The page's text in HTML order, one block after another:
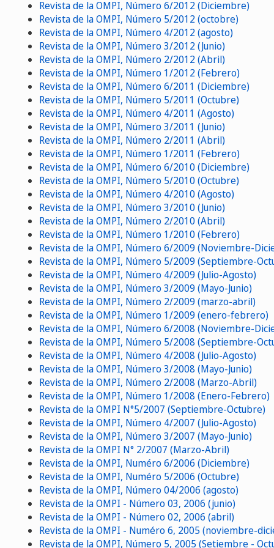
Revista de la OMPI, Número 6/2012 (Diciembre)
Revista de la OMPI, Número 5/2012 (octobre)
Revista de la OMPI, Número 4/2012 (agosto)
Revista de la OMPI, Número 3/2012 (Junio)
Revista de la OMPI, Número 2/2012 (Abril)
Revista de la OMPI, Número 1/2012 (Febrero)
Revista de la OMPI, Número 6/2011 (Diciembre)
Revista de la OMPI, Número 5/2011 (Octubre)
Revista de la OMPI, Número 4/2011 (Agosto)
Revista de la OMPI, Número 3/2011 (Junio)
Revista de la OMPI, Número 2/2011 (Abril)
Revista de la OMPI, Número 1/2011 (Febrero)
Revista de la OMPI, Número 6/2010 (Diciembre)
Revista de la OMPI, Número 5/2010 (Octubre)
Revista de la OMPI, Número 4/2010 (Agosto)
Revista de la OMPI, Número 3/2010 (Junio)
Revista de la OMPI, Número 2/2010 (Abril)
Revista de la OMPI, Número 1/2010 (Febrero)
Revista de la OMPI, Número 6/2009 (Noviembre-
Revista de la OMPI, Número 5/2009 (Septiembre-
Revista de la OMPI, Número 4/2009 (Julio-Agosto)
Revista de la OMPI, Número 3/2009 (Mayo-Junio)
Revista de la OMPI, Número 2/2009 (marzo-abril)
Revista de la OMPI, Número 1/2009 (enero-febrero)
Revista de la OMPI, Número 6/2008 (Noviembre-
Revista de la OMPI, Número 5/2008 (Septiembre-
Revista de la OMPI, Número 4/2008 (Julio-Agosto)
Revista de la OMPI, Número 3/2008 (Mayo-Junio)
Revista de la OMPI, Número 2/2008 (Marzo-Abril)
Revista de la OMPI, Número 1/2008 (Enero-Febrero)
Revista de la OMPI N°5/2007 (Septiembre-Octubre)
Revista de la OMPI, Número 4/2007 (Julio-Agosto)
Revista de la OMPI, Número 3/2007 (Mayo-Junio)
Revista de la OMPI N° 2/2007 (Marzo-Abril)
Revista de la OMPI, Numéro 6/2006 (Diciembre)
Revista de la OMPI, Numéro 5/2006 (Octubre)
Revista de la OMPI, Número 04/2006 (agosto)
Revista de la OMPI - Número 03, 2006 (junio)
Revista de la OMPI - Número 02, 2006 (abril)
Revista de la OMPI - Numéro 6, 2005 (noviembre-
Revista de la OMPI, Número 5, 2005 (Setiembre -